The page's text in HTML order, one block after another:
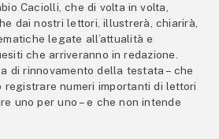
Caciolli, che di volta in volta,
dai nostri lettori, illustrerà, chiarirà,
legate all’attualità e
che arriveranno in redazione.
di rinnovamento della testata – che
registrare numeri importanti di lettori
uno per uno – e che non intende